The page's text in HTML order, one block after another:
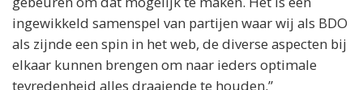
ingewikkeld samenspel van partijen waar wij als BDO
als zijnde een spin in het web, de diverse aspecten bij
elkaar kunnen brengen om naar ieders optimale
tevredenheid alles draaiende te houden.”